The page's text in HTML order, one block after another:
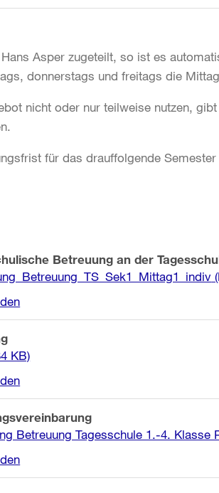
Asper zugeteilt, so ist es
donnerstags und freitags die
nicht oder nur teilweise nutzen,
für das drauffolgende
Betreuung an der
KB)
Betreuung Tagesschule 1.-4. Klasse